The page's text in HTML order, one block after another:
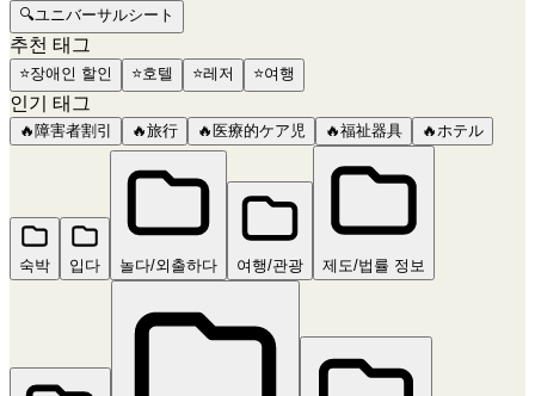
🔍ユニバーサルシート
추천 태그
⭐장애인 할인 ⭐호텔 ⭐레저 ⭐여행
인기 태그
🔥 障害者割引 🔥旅行 🔥 医療的ケア児 🔥福祉器具 🔥ホテル
숙박 입다 놀다/외출하다 여행/관광 제도/법률 정보